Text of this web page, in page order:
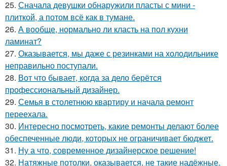
25. Сначала девушки обнаружили пласты с мини -
плиткой, а потом всё как в тумане.
26. А вообще, нормально ли класть на пол кухни
ламинат?
27. Оказывается, мы даже с резинками на холодильнике
неправильно поступали.
28. Вот что бывает, когда за дело берётся
профессиональный дизайнер.
29. Семья в столетнюю квартиру и начала ремонт
переехала.
30. Интересно посмотреть, какие ремонты делают более
обеспеченные люди, которых не ограничивает бюджет.
31. Ну а что, современное дизайнерское решение!
32. Натяжные потолки, оказывается, не такие надёжные.